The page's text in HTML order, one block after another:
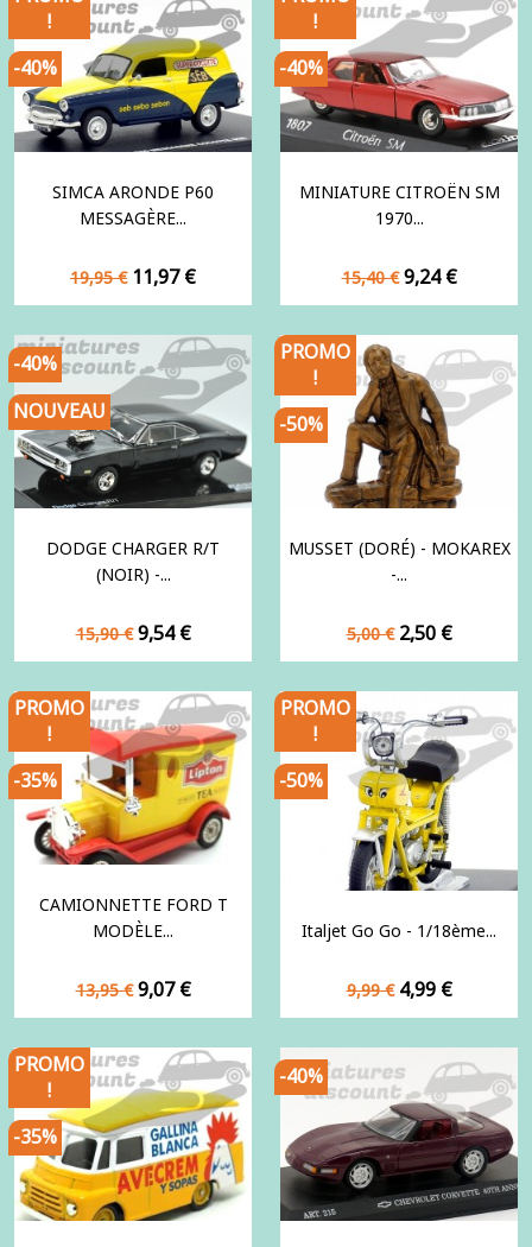
SIMCA ARONDE P60
MESSAGÈRE...
Prix
de
19,95 € Prix
11,97 €
!
-40%
MINIATURE CITROËN SM
1970...
Prix
de
15,40 € Prix
9,24 €
!
-40%
DODGE CHARGER R/T
(NOIR) -...
Prix
de
15,90 € Prix
9,54 €
-40%
NOUVEAU
MUSSET (DORÉ) - MOKAREX
-...
Prix
de
5,00 € Prix
2,50 €
PROMO
!
-50%
CAMIONNETTE FORD T
MODÈLE...
Prix
de
13,95 € Prix
9,07 €
PROMO
!
-35%
Italjet Go Go - 1/18ème...
Prix
de
9,99 € Prix
4,99 €
PROMO
!
-50%
PROMO
!
-35%
-40%